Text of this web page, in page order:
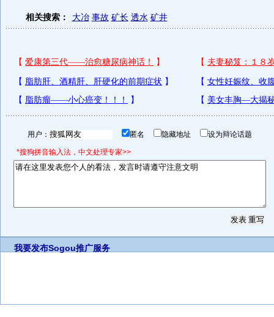
相关搜索： 大冶 事故 矿长 透水 矿井
用户： 匿名 隐藏地址 设为辩论话题
*搜狗拼音输入法，中文处理专家>>
我要发布Sogou推广服务